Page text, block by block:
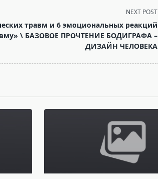
NEXT POST
травм и 6 эмоциональных реакций
\ БАЗОВОЕ ПРОЧТЕНИЕ БОДИГРАФА –
ДИЗАЙН ЧЕЛОВЕКА